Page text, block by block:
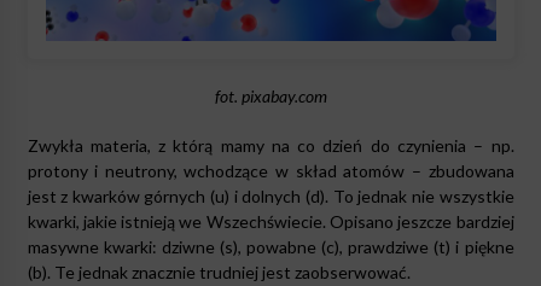
fot. pixabay.com
Zwykła materia, z którą mamy na co dzień do czynienia – np.
protony i neutrony, wchodzące w skład atomów – zbudowana
jest z kwarków górnych (u) i dolnych (d). To jednak nie wszystkie
kwarki, jakie istnieją we Wszechświecie. Opisano jeszcze bardziej
masywne kwarki: dziwne (s), powabne (c), prawdziwe (t) i piękne
(b). Te jednak znacznie trudniej jest zaobserwować.